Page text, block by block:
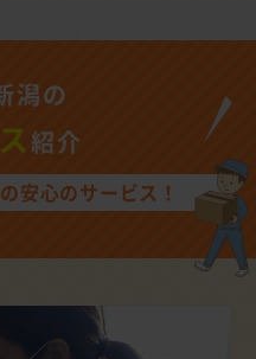
潟の
紹介
安心のサービス！